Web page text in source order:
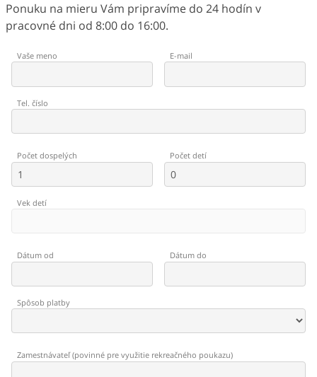
Ponuku na mieru Vám pripravíme do 24 hodín v
pracovné dni od 8:00 do 16:00.
Vaše meno E-mail
Tel. číslo
Počet dospelých Počet detí
Vek detí
Dátum od Dátum do
Spôsob platby
Zamestnávateľ(povinné pre využitie rekreačného poukazu)